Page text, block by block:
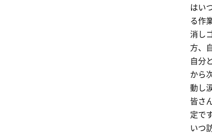
はい
る作
消し
方、
自分
から
動し
皆さ
定で
いつ